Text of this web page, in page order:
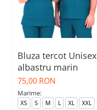
Bluza tercot Unisex
albastru marin
75,00 RON
Marime:
XS S M L XL XXL